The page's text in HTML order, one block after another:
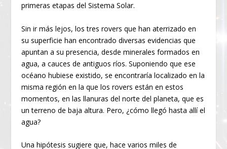
primeras etapas del Sistema Solar.
Sin ir más lejos, los tres rovers que han aterrizado en
su superficie han encontrado diversas evidencias que
apuntan a su presencia, desde minerales formados en
agua, a cauces de antiguos ríos. Suponiendo que ese
océano hubiese existido, se encontraría localizado en la
misma región en la que los rovers están en estos
momentos, en las llanuras del norte del planeta, que es
un terreno de baja altura. Pero, ¿cómo llegó hasta allí el
agua?
Una hipótesis sugiere que, hace varios miles de